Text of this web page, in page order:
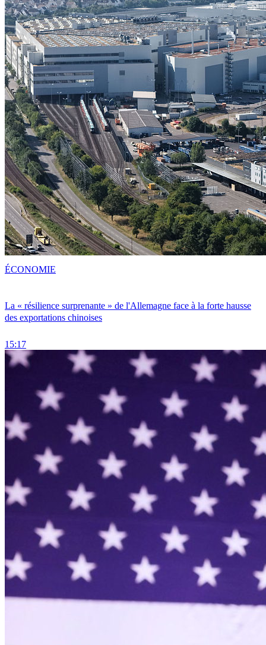
La « résilience surprenante » de l'Allemagne face à la forte hausse
des exportations chinoises
15:17
ÉCONOMIE